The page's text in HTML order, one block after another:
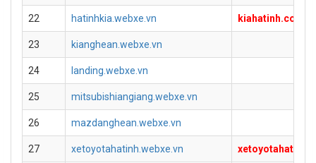
22 hatinhkia.webxe.vn kiahatinh.com
23 kianghean.webxe.vn
24 landing.webxe.vn
25 mitsubishiangiang.webxe.vn
26 mazdanghean.webxe.vn
27 xetoyotahatinh.webxe.vn